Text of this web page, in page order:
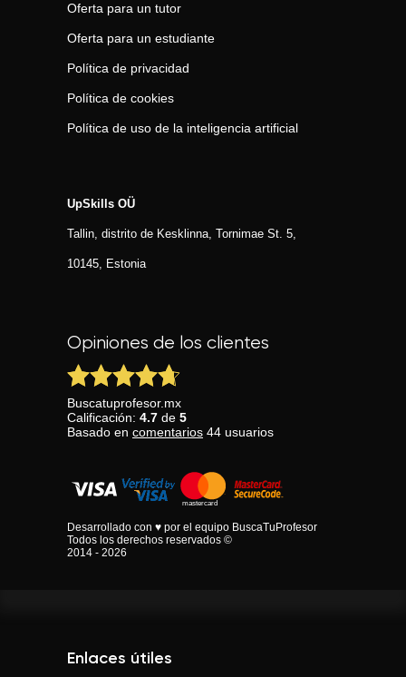
Oferta para un tutor
Oferta para un estudiante
Política de privacidad
Política de cookies
Política de uso de la inteligencia artificial
UpSkills OÜ
Tallin, distrito de Kesklinna, Tornimаe St. 5,
10145, Estonia
Opiniones de los clientes
Buscatuprofesor.mx
Calificación: 4.7 de 5
Basado en comentarios 44 usuarios
Desarrollado con ♥ por el equipo BuscaTuProfesor
Todos los derechos reservados ©
2014 - 2026
Enlaces útiles